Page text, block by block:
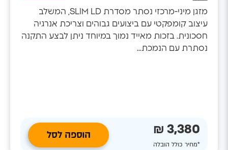
מזגן מיני-מרכזי נסתר מסדרת SLIM LD, המשלב
עיצוב קומפקטי עם ביצועים גבוהים וצריכת אנרגיה
חסכונית. בזכות מאייד נמוך במיוחד ניתן לבצע התקנה
נסתרת עם הנמכת...
3,380 ₪
*מחיר כולל הובלה
הוספה לסל